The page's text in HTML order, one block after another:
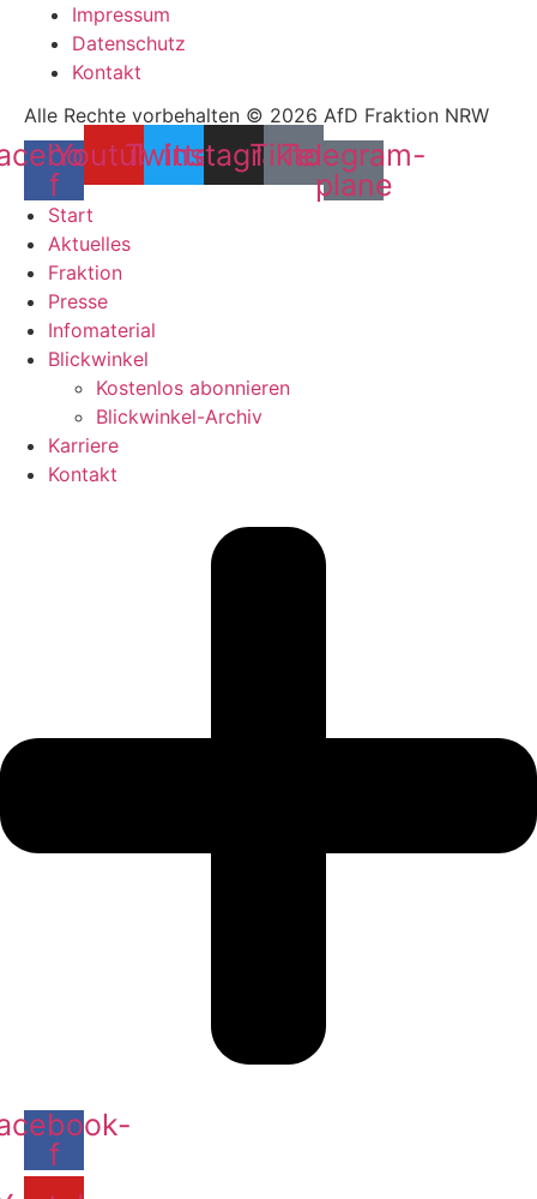
Impressum
Datenschutz
Kontakt
Alle Rechte vorbehalten © 2026 AfD Fraktion NRW
f
YoutubeTwitter
Instagram
Tiktok
Telegram-
plane
Start
Aktuelles
Fraktion
Presse
Infomaterial
Blickwinkel
Kostenlos abonnieren
Blickwinkel-Archiv
Karriere
Kontakt
f